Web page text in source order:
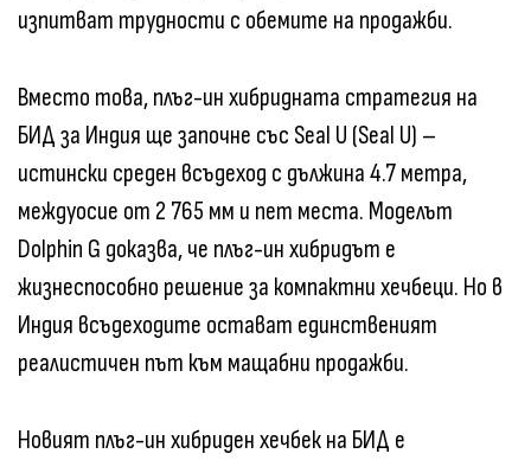
изпитват трудности с обемите на продажби.
Вместо това, плъг-ин хибридната стратегия на
БИД за Индия ще започне със Seal U (Seal U) –
истински среден всъдеход с дължина 4.7 метра,
междуосие от 2 765 мм и пет места. Моделът
Dolphin G доказва, че плъг-ин хибридът е
жизнеспособно решение за компактни хечбеци. Но в
Индия всъдеходите остават единственият
реалистичен път към мащабни продажби.
Новият плъг-ин хибриден хечбек на БИД е